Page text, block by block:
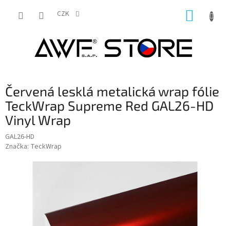
CZK
Červená lesklá metalická wrap fólie
TeckWrap Supreme Red GAL26-HD
Vinyl Wrap
GAL26-HD
Značka: TeckWrap